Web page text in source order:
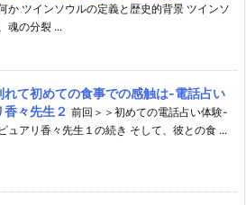
か ツインソウルの定義と歴史的背景 ツインソ
魂の分裂 ...
れて初めての食事での感触は-電話占い
香々先生２ 前回＞＞初めての電話占い体験-
ュアリ香々先生１の続き そして、彼との食 ...